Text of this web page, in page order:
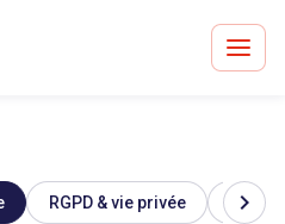
& Bruxelles
RGPD & vie privée chevron_right